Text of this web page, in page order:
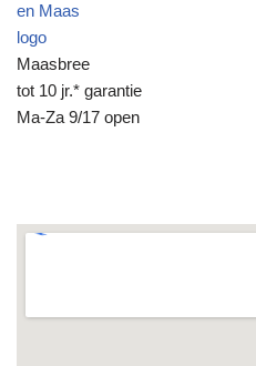
en Maas
logo
Maasbree
tot 10 jr.* garantie
Ma-Za 9/17 open